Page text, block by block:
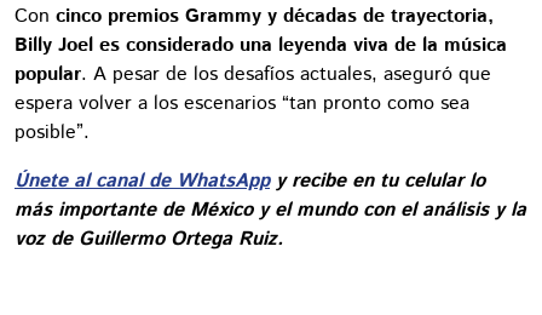
Con cinco premios Grammy y décadas de trayectoria,
Billy Joel es considerado una leyenda viva de la música
popular. A pesar de los desafíos actuales, aseguró que
espera volver a los escenarios “tan pronto como sea
posible”.
Únete al canal de WhatsAppy recibe en tu celular lo
más importante de México y el mundo con el análisis y la
voz de Guillermo Ortega Ruiz.